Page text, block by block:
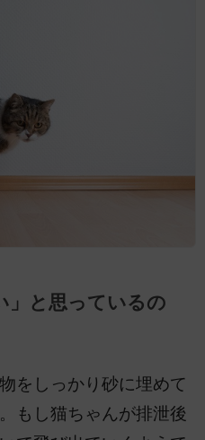
」と思っているの
をしっかり砂に埋めて
もし猫ちゃんが排泄後